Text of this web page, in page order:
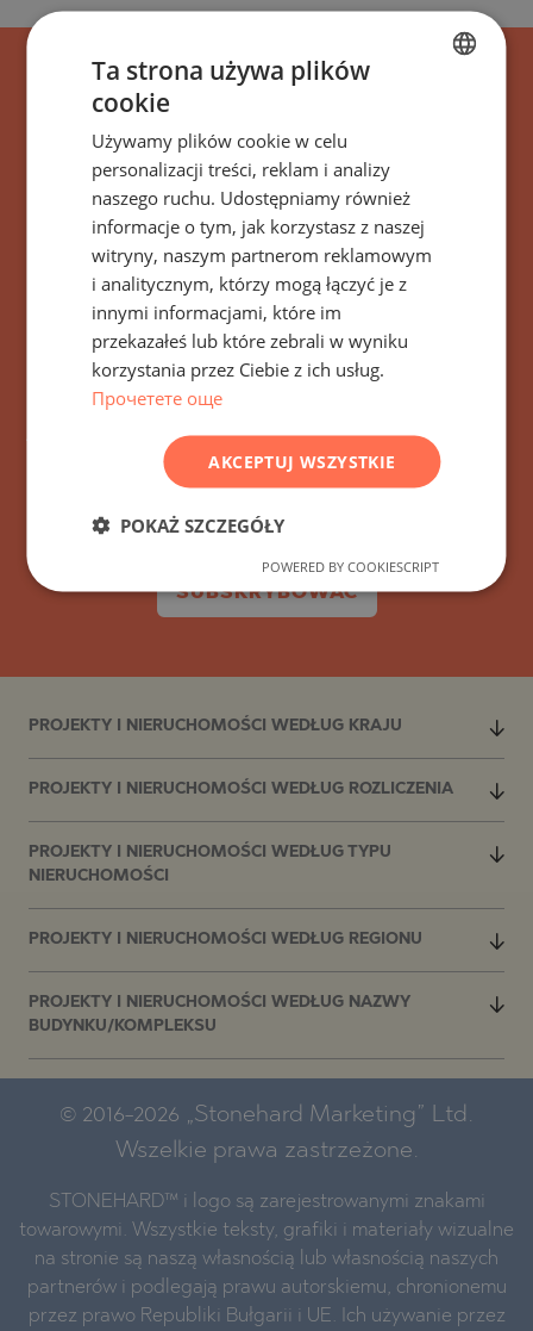
Zapisz się na wszystkie
wiadomości, aktualizacje
i nowe oferty dotyczące
budynku/kompleksu
Atelier Residences Miami
Miami, USA
SUBSKRYBOWAĆ
PROJEKTY I NIERUCHOMOŚCI WEDŁUG KRAJU
PROJEKTY I NIERUCHOMOŚCI WEDŁUG ROZLICZENIA
PROJEKTY I NIERUCHOMOŚCI WEDŁUG TYPU
NIERUCHOMOŚCI
PROJEKTY I NIERUCHOMOŚCI WEDŁUG REGIONU
PROJEKTY I NIERUCHOMOŚCI WEDŁUG NAZWY
BUDYNKU/KOMPLEKSU
© 2016-2026 „Stonehard Marketing” Ltd.
Wszelkie prawa zastrzeżone.
STONEHARD™ i logo są zarejestrowanymi znakami
towarowymi. Wszystkie teksty, grafiki i materiały wizualne
na stronie są naszą własnością lub własnością naszych
partnerów i podlegają prawu autorskiemu, chronionemu
przez prawo Republiki Bułgarii i UE. Ich używanie przez
GERMAN
FRENCH
ROMANIAN
Ta strona używa plików
cookie
Używamy plików cookie w celu
personalizacji treści, reklam i analizy
naszego ruchu. Udostępniamy również
informacje o tym, jak korzystasz z naszej
witryny, naszym partnerom reklamowym
i analitycznym, którzy mogą łączyć je z
innymi informacjami, które im
przekazałeś lub które zebrali w wyniku
korzystania przez Ciebie z ich usług.
Прочетете още
AKCEPTUJ WSZYSTKIE
POKAŻ SZCZEGÓŁY
POWERED BY COOKIESCRIPT